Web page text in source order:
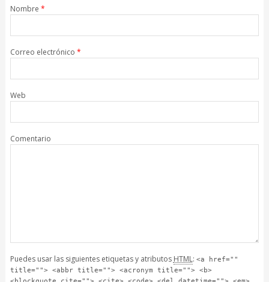
Nombre *
Correo electrónico *
Web
Comentario
Puedes usar las siguientes etiquetas y atributos HTML: <a href=""
title=""> <abbr title=""> <acronym title=""> <b>